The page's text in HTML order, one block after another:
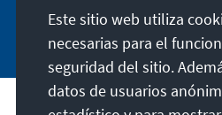
Jetzt
Este sitio web utiliza
necesarias para el
seguridad del sitio.
datos de usuarios